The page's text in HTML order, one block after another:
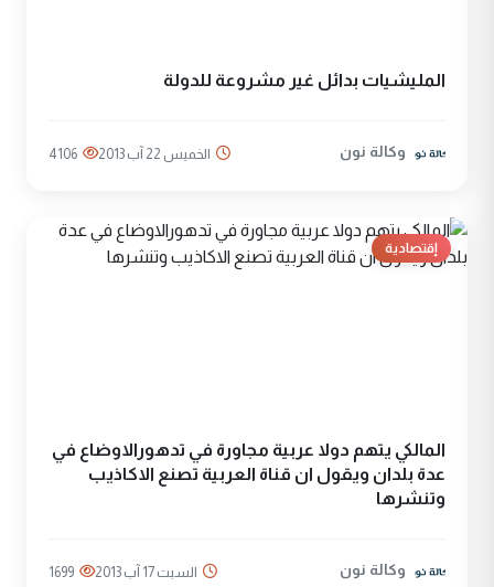
المليشيات بدائل غير مشروعة للدولة
وكالة نون الخميس 22 آب 2013 4106
إقتصادية
المالكي يتهم دولا عربية مجاورة في تدهورالاوضاع في
عدة بلدان ويقول ان قناة العربية تصنع الاكاذيب
وتنشرها
وكالة نون السبت 17 آب 2013 1699